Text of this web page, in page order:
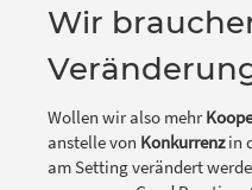
Wir
Wollen wir also mehr
anstelle von Konkurrenzin
am Setting verändert